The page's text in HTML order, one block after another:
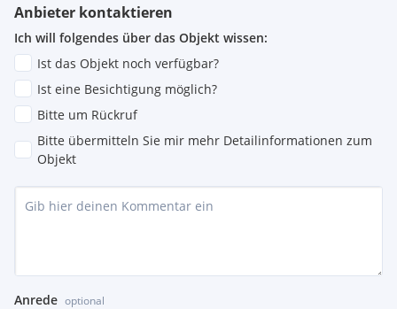
Anbieter kontaktieren
Ich will folgendes über das Objekt wissen:
Ist das Objekt noch verfügbar?
Ist eine Besichtigung möglich?
Bitte um Rückruf
Bitte übermitteln Sie mir mehr Detailinformationen zum
Objekt
Anrede optional